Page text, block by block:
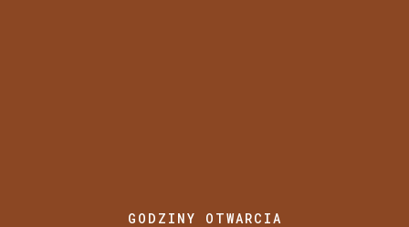
GODZINY OTWARCIA